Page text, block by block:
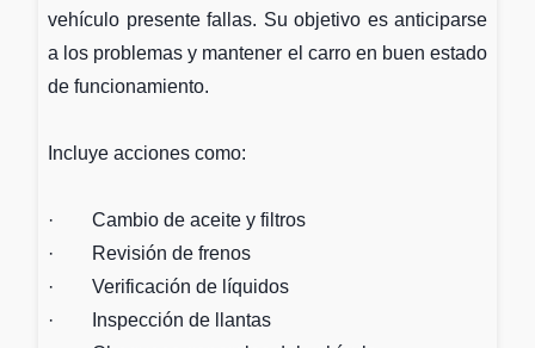
vehículo presente fallas. Su objetivo es anticiparse
a los problemas y mantener el carro en buen estado
de funcionamiento.
Incluye acciones como:
· Cambio de aceite y filtros
· Revisión de frenos
· Verificación de líquidos
· Inspección de llantas